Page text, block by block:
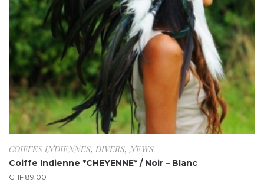
COIFFES INDIENNES, DIVERS,NEWS
Coiffe Indienne *CHEYENNE* / Noir – Blanc
CHF 89.00